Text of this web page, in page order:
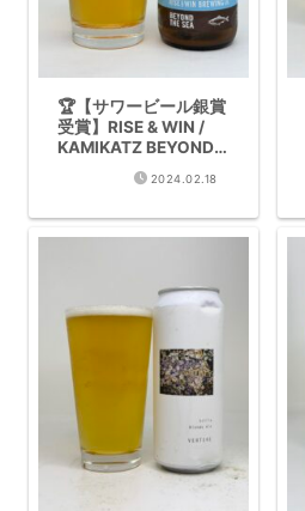
🏆【サワービール銀賞
受賞】RISE & WIN /
KAMIKATZ BEYOND
THE SEA 完全レビュ
2024.02.18